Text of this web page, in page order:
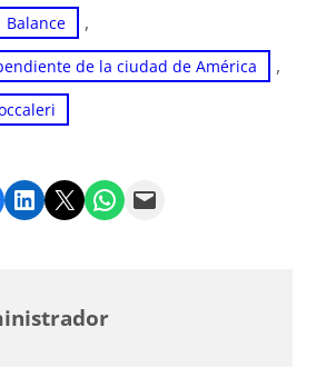
Balance ,
de la ciudad de América ,
LinkedIn Twitter WhatsApp Email